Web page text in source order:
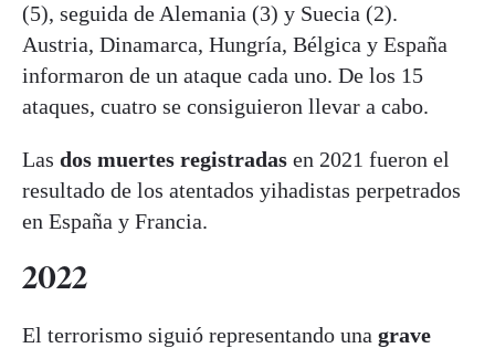
(5), seguida de Alemania (3) y Suecia (2).
Austria, Dinamarca, Hungría, Bélgica y España
informaron de un ataque cada uno. De los 15
ataques, cuatro se consiguieron llevar a cabo.
Las dos muertes registradas en 2021 fueron el
resultado de los atentados yihadistas perpetrados
en España y Francia.
2022
El terrorismo siguió representando una grave